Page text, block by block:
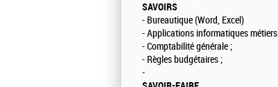
SAVOIRS
- Bureautique (Word, Excel)
- Applications informatiques métiers
- Comptabilité générale ;
- Règles budgétaires ;
-